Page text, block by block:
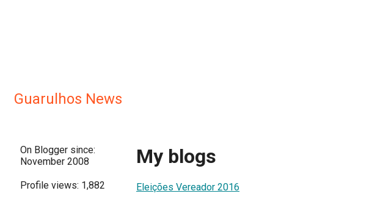
Guarulhos News
On Blogger since:
November 2008
Profile views: 1,882
My blogs
Eleições Vereador 2016